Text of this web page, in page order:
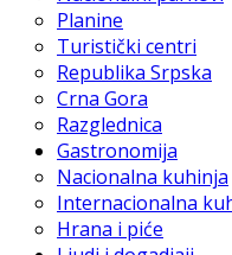
Planine
Turistički centri
Republika Srpska
Crna Gora
Razglednica
Gastronomija
Nacionalna kuhinja
Internacionalna
Hrana i piće